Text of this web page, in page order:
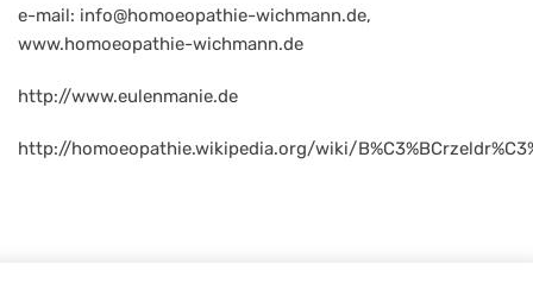
e-mail: info@homoeopathie-wichmann.de,
www.homoeopathie-wichmann.de
http://www.eulenmanie.de
http://homoeopathie.wikipedia.org/wiki/